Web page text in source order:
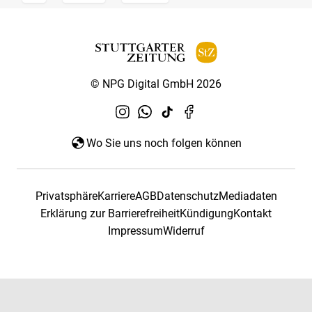
© NPG Digital GmbH 2026
Wo Sie uns noch folgen können
PrivatsphäreKarriereAGBDatenschutzMediadaten
Erklärung zur BarrierefreiheitKündigungKontakt
ImpressumWiderruf